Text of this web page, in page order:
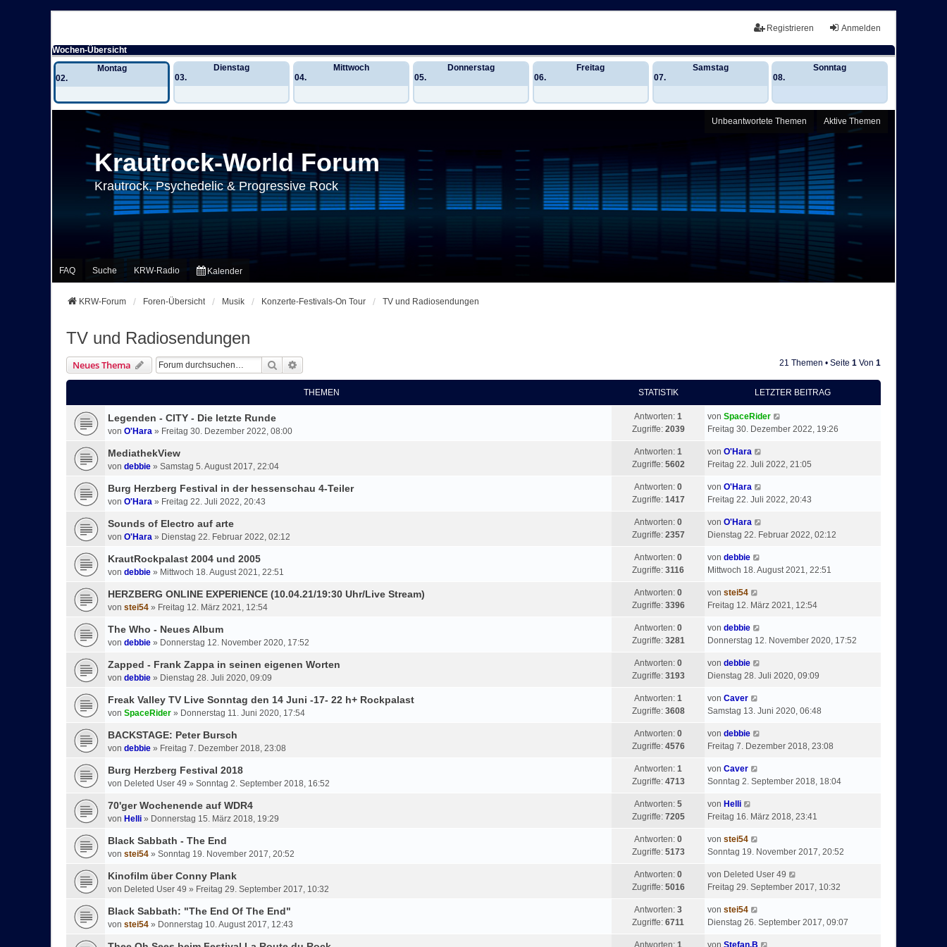
Anmelden
Registrieren
Wochen-Übersicht
Montag
02.
Dienstag
03.
Mittwoch
04.
Donnerstag
05.
Freitag
06.
Samstag
07.
Sonntag
08.
Unbeantwortete Themen Aktive Themen
Krautrock-World Forum
Krautrock, Psychedelic & Progressive Rock
FAQ Suche KRW-Radio Kalender
KRW-Forum Foren-Übersicht Musik Konzerte-Festivals-On Tour TV und Radiosendungen
TV und Radiosendungen
Neues Thema Suche 21 Themen • Seite 1 Von 1
THEMEN STATISTIK LETZTER BEITRAG
Legenden - CITY - Die letzte Runde
von O'Hara » Freitag 30. Dezember 2022, 08:00
Antworten: 1
Zugriffe: 2039
von SpaceRider
Freitag 30. Dezember 2022, 19:26
MediathekView
von debbie » Samstag 5. August 2017, 22:04
Antworten: 1
Zugriffe: 5602
von O'Hara
Freitag 22. Juli 2022, 21:05
Burg Herzberg Festival in der hessenschau 4-Teiler
von O'Hara » Freitag 22. Juli 2022, 20:43
Antworten: 0
Zugriffe: 1417
von O'Hara
Freitag 22. Juli 2022, 20:43
Sounds of Electro auf arte
von O'Hara » Dienstag 22. Februar 2022, 02:12
Antworten: 0
Zugriffe: 2357
von O'Hara
Dienstag 22. Februar 2022, 02:12
KrautRockpalast 2004 und 2005
von debbie » Mittwoch 18. August 2021, 22:51
Antworten: 0
Zugriffe: 3116
von debbie
Mittwoch 18. August 2021, 22:51
HERZBERG ONLINE EXPERIENCE (10.04.21/19:30 Uhr/Live Stream)
von stei54 » Freitag 12. März 2021, 12:54
Antworten: 0
Zugriffe: 3396
von stei54
Freitag 12. März 2021, 12:54
The Who - Neues Album
von debbie » Donnerstag 12. November 2020, 17:52
Antworten: 0
Zugriffe: 3281
von debbie
Donnerstag 12. November 2020, 17:52
Zapped - Frank Zappa in seinen eigenen Worten
von debbie » Dienstag 28. Juli 2020, 09:09
Antworten: 0
Zugriffe: 3193
von debbie
Dienstag 28. Juli 2020, 09:09
Freak Valley TV Live Sonntag den 14 Juni -17- 22 h+ Rockpalast
von SpaceRider » Donnerstag 11. Juni 2020, 17:54
Antworten: 1
Zugriffe: 3608
von Caver
Samstag 13. Juni 2020, 06:48
BACKSTAGE: Peter Bursch
von debbie » Freitag 7. Dezember 2018, 23:08
Antworten: 0
Zugriffe: 4576
von debbie
Freitag 7. Dezember 2018, 23:08
Burg Herzberg Festival 2018
von Deleted User 49 » Sonntag 2. September 2018, 16:52
Antworten: 1
Zugriffe: 4713
von Caver
Sonntag 2. September 2018, 18:04
70'ger Wochenende auf WDR4
von Helli » Donnerstag 15. März 2018, 19:29
Antworten: 5
Zugriffe: 7205
von Helli
Freitag 16. März 2018, 23:41
Black Sabbath - The End
von stei54 » Sonntag 19. November 2017, 20:52
Antworten: 0
Zugriffe: 5173
von stei54
Sonntag 19. November 2017, 20:52
Kinofilm über Conny Plank
von Deleted User 49 » Freitag 29. September 2017, 10:32
Antworten: 0
Zugriffe: 5016
von Deleted User 49
Freitag 29. September 2017, 10:32
Black Sabbath: "The End Of The End"
von stei54 » Donnerstag 10. August 2017, 12:43
Antworten: 3
Zugriffe: 6711
von stei54
Dienstag 26. September 2017, 09:07
Antworten: 1
von Stefan.B